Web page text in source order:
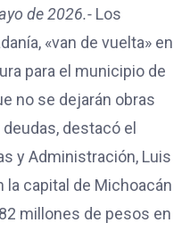
de 2026.- Los
«van de vuelta» en
para el municipio de
no se dejarán obras
destacó el
y Administración, Luis
la capital de Michoacán
millones de pesos en